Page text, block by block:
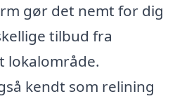
gør det nemt for dig
tilbud fra
lokalområde.
kendt som relining